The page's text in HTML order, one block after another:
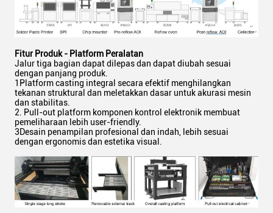
Fitur Produk - Platform Peralatan
Jalur tiga bagian dapat dilepas dan dapat diubah sesuai
dengan panjang produk.
1Platform casting integral secara efektif menghilangkan
tekanan struktural dan meletakkan dasar untuk akurasi mesin
dan stabilitas.
2. Pull-out platform komponen kontrol elektronik membuat
pemeliharaan lebih user-friendly.
3Desain penampilan profesional dan indah, lebih sesuai
dengan ergonomis dan estetika visual.